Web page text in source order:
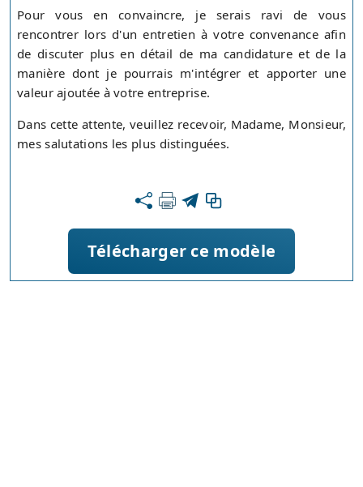
Pour vous en convaincre, je serais ravi de vous
rencontrer lors d'un entretien à votre convenance afin
de discuter plus en détail de ma candidature et de la
manière dont je pourrais m'intégrer et apporter une
valeur ajoutée à votre entreprise.
Dans cette attente, veuillez recevoir, Madame, Monsieur,
mes salutations les plus distinguées.
Télécharger ce modèle